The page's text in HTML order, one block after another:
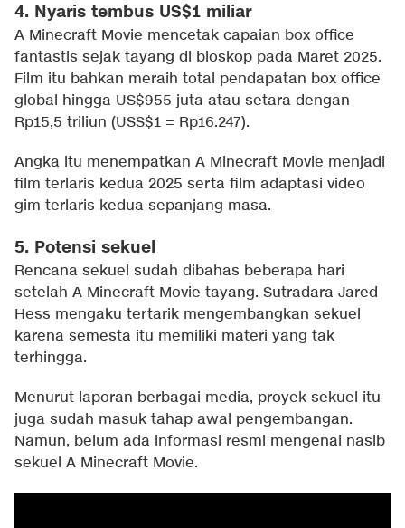
4. Nyaris tembus US$1 miliar
A Minecraft Movie mencetak capaian box office
fantastis sejak tayang di bioskop pada Maret 2025.
Film itu bahkan meraih total pendapatan box office
global hingga US$955 juta atau setara dengan
Rp15,5 triliun (USS$1 = Rp16.247).
Angka itu menempatkan A Minecraft Movie menjadi
film terlaris kedua 2025 serta film adaptasi video
gim terlaris kedua sepanjang masa.
5. Potensi sekuel
Rencana sekuel sudah dibahas beberapa hari
setelah A Minecraft Movie tayang. Sutradara Jared
Hess mengaku tertarik mengembangkan sekuel
karena semesta itu memiliki materi yang tak
terhingga.
Menurut laporan berbagai media, proyek sekuel itu
juga sudah masuk tahap awal pengembangan.
Namun, belum ada informasi resmi mengenai nasib
sekuel A Minecraft Movie.